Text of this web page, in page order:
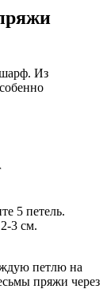
Из
5 петель.
3 см.
петлю на
пряжи через